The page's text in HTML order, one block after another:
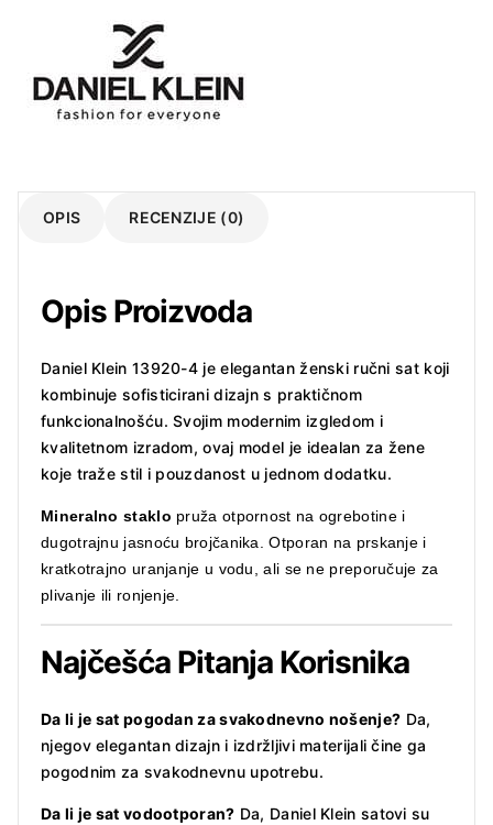
OPIS RECENZIJE (0)
Opis Proizvoda
Daniel Klein 13920-4 je elegantan ženski ručni sat koji
kombinuje sofisticirani dizajn s praktičnom
funkcionalnošću. Svojim modernim izgledom i
kvalitetnom izradom, ovaj model je idealan za žene
koje traže stil i pouzdanost u jednom dodatku.
Mineralno staklo pruža otpornost na ogrebotine i
dugotrajnu jasnoću brojčanika.Otporan na prskanje i
kratkotrajno uranjanje u vodu, ali se ne preporučuje za
plivanje ili ronjenje.
Najčešća Pitanja Korisnika
Da li je sat pogodan za svakodnevno nošenje? Da,
njegov elegantan dizajn i izdržljivi materijali čine ga
pogodnim za svakodnevnu upotrebu.
Da li je sat vodootporan? Da, Daniel Klein satovi su